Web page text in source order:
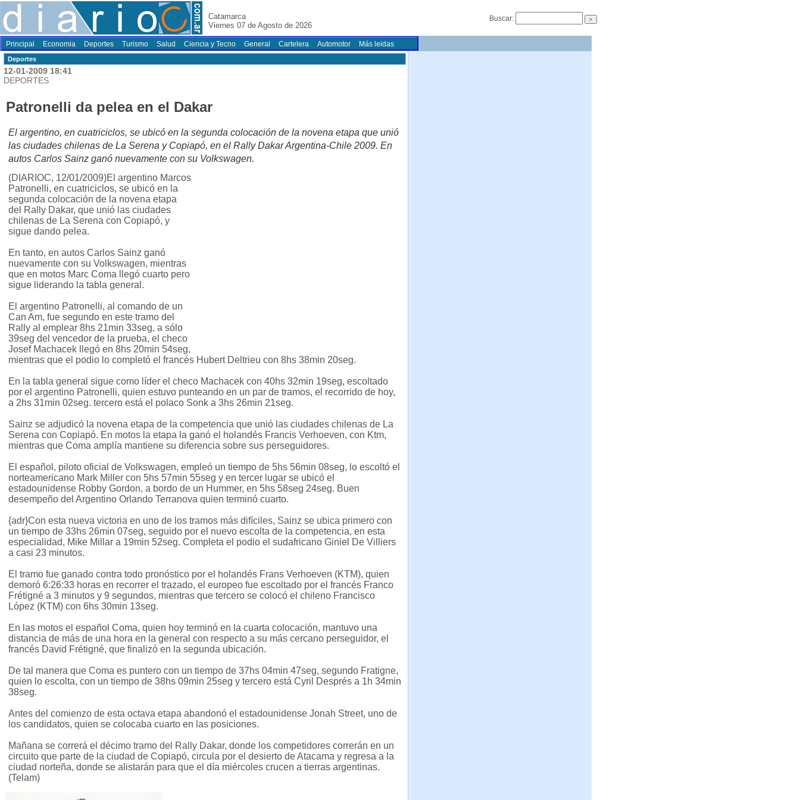
Catamarca
Viernes 07 de Agosto de 2026
Buscar:
Principal Economia Deportes Turismo Salud Ciencia y Tecno General Cartelera Automotor Más leidas
Deportes
12-01-2009 18:41
DEPORTES
Patronelli da pelea en el Dakar
El argentino, en cuatriciclos, se ubicó en la segunda colocación de la novena etapa que unió
las ciudades chilenas de La Serena y Copiapó, en el Rally Dakar Argentina-Chile 2009. En
autos Carlos Sainz ganó nuevamente con su Volkswagen.
(DIARIOC, 12/01/2009)El argentino Marcos
Patronelli, en cuatriciclos, se ubicó en la
segunda colocación de la novena etapa
del Rally Dakar, que unió las ciudades
chilenas de La Serena con Copiapó, y
sigue dando pelea.
En tanto, en autos Carlos Sainz ganó
nuevamente con su Volkswagen, mientras
que en motos Marc Coma llegó cuarto pero
sigue liderando la tabla general.
El argentino Patronelli, al comando de un
Can Am, fue segundo en este tramo del
Rally al emplear 8hs 21min 33seg, a sólo
39seg del vencedor de la prueba, el checo
Josef Machacek llegó en 8hs 20min 54seg,
mientras que el podio lo completó el francés Hubert Deltrieu con 8hs 38min 20seg.
En la tabla general sigue como líder el checo Machacek con 40hs 32min 19seg, escoltado
por el argentino Patronelli, quien estuvo punteando en un par de tramos, el recorrido de hoy,
a 2hs 31min 02seg. tercero está el polaco Sonk a 3hs 26min 21seg.
Sainz se adjudicó la novena etapa de la competencia que unió las ciudades chilenas de La
Serena con Copiapó. En motos la etapa la ganó el holandés Francis Verhoeven, con Ktm,
mientras que Coma amplía mantiene su diferencia sobre sus perseguidores.
El español, piloto oficial de Volkswagen, empleó un tiempo de 5hs 56min 08seg, lo escoltó el
norteamericano Mark Miller con 5hs 57min 55seg y en tercer lugar se ubicó el
estadounidense Robby Gordon, a bordo de un Hummer, en 5hs 58seg 24seg. Buen
desempeño del Argentino Orlando Terranova quien terminó cuarto.
{adr}Con esta nueva victoria en uno de los tramos más difíciles, Sainz se ubica primero con
un tiempo de 33hs 26min 07seg, seguido por el nuevo escolta de la competencia, en esta
especialidad, Mike Millar a 19min 52seg. Completa el podio el sudafricano Giniel De Villiers
a casi 23 minutos.
El tramo fue ganado contra todo pronóstico por el holandés Frans Verhoeven (KTM), quien
demoró 6:26:33 horas en recorrer el trazado, el europeo fue escoltado por el francés Franco
Frétigné a 3 minutos y 9 segundos, mientras que tercero se colocó el chileno Francisco
López (KTM) con 6hs 30min 13seg.
En las motos el español Coma, quien hoy terminó en la cuarta colocación, mantuvo una
distancia de más de una hora en la general con respecto a su más cercano perseguidor, el
francés David Frétigné, que finalizó en la segunda ubicación.
De tal manera que Coma es puntero con un tiempo de 37hs 04min 47seg, segundo Fratigne,
quien lo escolta, con un tiempo de 38hs 09min 25seg y tercero está Cyril Després a 1h 34min
38seg.
Antes del comienzo de esta octava etapa abandonó el estadounidense Jonah Street, uno de
los candidatos, quien se colocaba cuarto en las posiciones.
Mañana se correrá el décimo tramo del Rally Dakar, donde los competidores correrán en un
circuito que parte de la ciudad de Copiapó, circula por el desierto de Atacama y regresa a la
ciudad norteña, donde se alistarán para que el día miércoles crucen a tierras argentinas.
(Telam)